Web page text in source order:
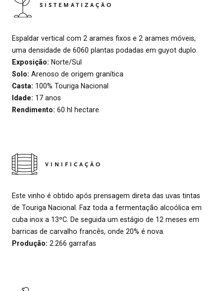
SISTEMATIZAÇÃO
Espaldar vertical com 2 arames fixos e 2 arames móveis,
uma densidade de 6060 plantas podadas em guyot duplo.
Exposição: Norte/Sul
Solo: Arenoso de origem granítica
Casta: 100% Touriga Nacional
Idade: 17 anos
Rendimento: 60 hl hectare
VINIFICAÇÃO
Este vinho é obtido após prensagem direta das uvas tintas
de Touriga Nacional. Faz toda a fermentação alcoólica em
cuba inox a 13ºC. De seguida um estágio de 12 meses em
barricas de carvalho francês, onde 20% é nova.
Produção: 2.266 garrafas